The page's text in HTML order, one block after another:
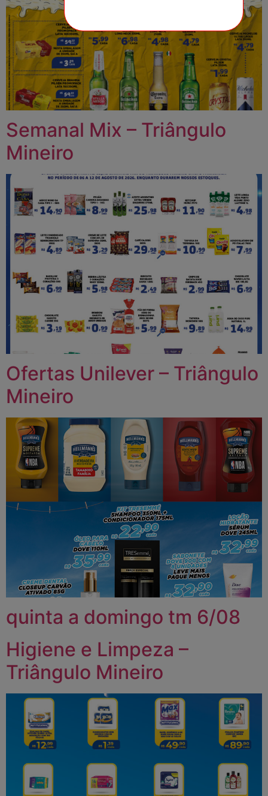
Semanal Mix – Triângulo
Mineiro
Ofertas Unilever – Triângulo
Mineiro
quinta a domingo tm 6/08
Higiene e Limpeza –
Triângulo Mineiro